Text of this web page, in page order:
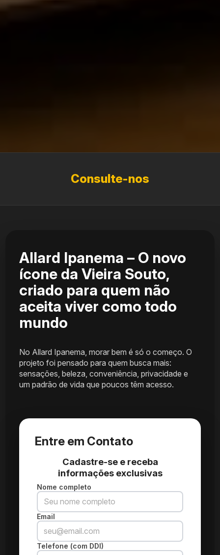
Consulte-nos
Allard Ipanema – O novo
ícone da Vieira Souto,
criado para quem não
aceita viver como todo
mundo
No Allard Ipanema, morar bem é só o começo. O
projeto foi pensado para quem busca mais:
sensações, beleza, conveniência, privacidade e
um padrão de vida que poucos têm acesso.
Entre em Contato
Cadastre-se e receba
informações exclusivas
Nome completo
Email
Telefone (com DDI)